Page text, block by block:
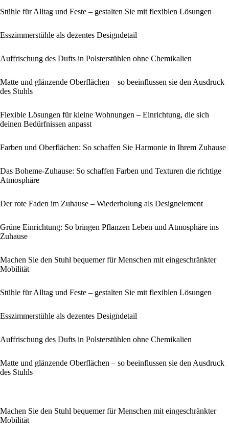
Stühle für Alltag und Feste – gestalten Sie mit flexiblen Lösungen
Esszimmerstühle als dezentes Designdetail
Auffrischung des Dufts in Polsterstühlen ohne Chemikalien
Matte und glänzende Oberflächen – so beeinflussen sie den Ausdruck
des Stuhls
Flexible Lösungen für kleine Wohnungen – Einrichtung, die sich
deinen Bedürfnissen anpasst
Farben und Oberflächen: So schaffen Sie Harmonie in Ihrem Zuhause
Das Boheme-Zuhause: So schaffen Farben und Texturen die richtige
Atmosphäre
Der rote Faden im Zuhause – Wiederholung als Designelement
Grüne Einrichtung: So bringen Pflanzen Leben und Atmosphäre ins
Zuhause
Machen Sie den Stuhl bequemer für Menschen mit eingeschränkter
Mobilität
Stühle für Alltag und Feste – gestalten Sie mit flexiblen Lösungen
Esszimmerstühle als dezentes Designdetail
Auffrischung des Dufts in Polsterstühlen ohne Chemikalien
Matte und glänzende Oberflächen – so beeinflussen sie den Ausdruck
des Stuhls
Machen Sie den Stuhl bequemer für Menschen mit eingeschränkter
Mobilität